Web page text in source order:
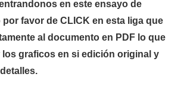
en este ensayo de
favor de CLICK en esta liga que
al documento en PDF lo que
los graficos en si edición original y